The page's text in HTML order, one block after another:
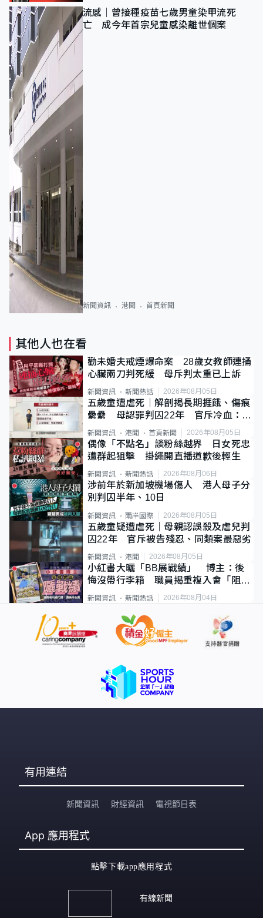
流感｜曾接種疫苗七歲男童染甲流死
亡 成今年首宗兒童感染離世個案
新聞資訊 港聞 首頁新聞
其他人也在看
勸未婚夫戒煙爆命案 28歲女教師連捅
心臟兩刀判死緩 母斥判太重已上訴
新聞資訊 新聞熱話 2026年08月05日
五歲童遭虐死｜解剖揭長期捱餓、傷痕
纍纍 母認罪判囚22年 官斥冷血：同
類案最惡劣
新聞資訊 港聞 首頁新聞 2026年08月05日
偶像「不點名」談粉絲越界 日女死忠
遭群起狙擊 掛繩開直播道歉後輕生
新聞資訊 新聞熱話 2026年08月06日
涉前年於新加坡機場傷人 港人母子分
別判囚半年、10日
新聞資訊 兩岸國際 2026年08月05日
五歲童疑遭虐死｜母親認誤殺及虐兒判
囚22年 官斥被告殘忍、同類案最惡劣
新聞資訊 港聞 2026年08月05日
小紅書大曬「BB展戰績」 博主：後
悔沒帶行李箱 職員揭重複入會「阻止
唔到」
新聞資訊 新聞熱話 2026年08月04日
有用連結
新聞資訊 財經資訊 電視節目表
App 應用程式
點擊下載app應用程式
有線新聞